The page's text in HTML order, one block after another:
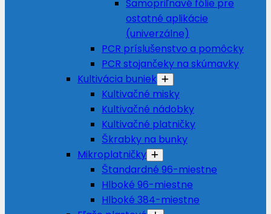
Samopriľnavé fólie pre
ostatné aplikácie
(univerzálne)
PCR príslušenstvo a pomôcky
PCR stojančeky na skúmavky
Kultivácia buniek
Kultivačné misky
Kultivačné nádobky
Kultivačné platničky
Škrabky na bunky
Mikroplatničky
Štandardné 96-miestne
Hlboké 96-miestne
Hlboké 384-miestne